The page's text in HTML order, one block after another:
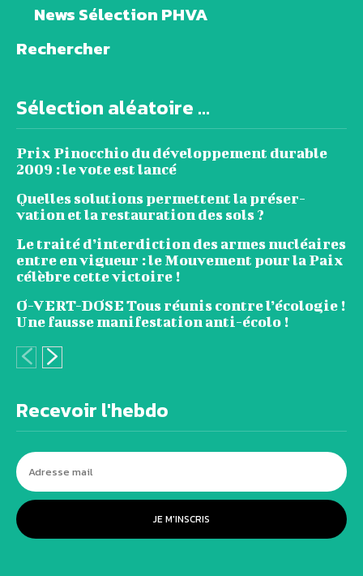
News Sélection PHVA
Rechercher
Sélection aléatoire ...
Prix Pinocchio du développement durable
2009 : le vote est lancé
Quelles solutions permettent la préser­
vation et la restauration des sols ?
Le traité d’interdiction des armes nucléaires
entre en vigueur : le Mouvement pour la Paix
célèbre cette victoire !
O-VERT-DOSE Tous réunis contre l’écologie !
Une fausse manifestation anti-écolo !
Recevoir l'hebdo
JE M'INSCRIS